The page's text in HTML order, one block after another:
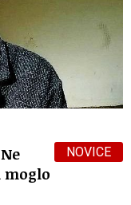
NOVICE
moglo